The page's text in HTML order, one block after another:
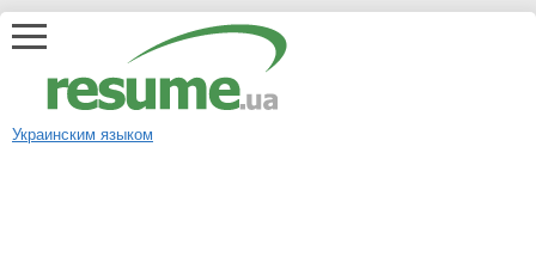
Украинским языком